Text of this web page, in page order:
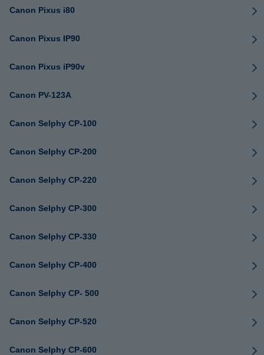
Canon Pixus i80
Canon Pixus IP90
Canon Pixus iP90v
Canon PV-123A
Canon Selphy CP-100
Canon Selphy CP-200
Canon Selphy CP-220
Canon Selphy CP-300
Canon Selphy CP-330
Canon Selphy CP-400
Canon Selphy CP- 500
Canon Selphy CP-520
Canon Selphy CP-600